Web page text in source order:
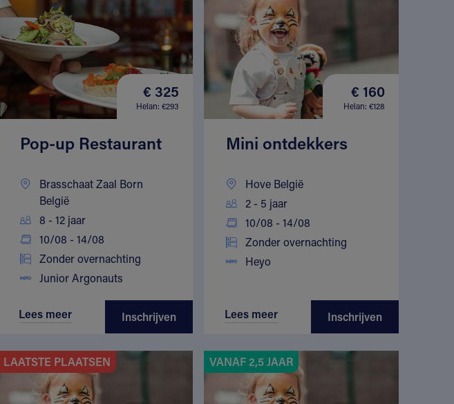
€ 325
Helan: €293
Pop-up Restaurant
Brasschaat Zaal Born
België
8 - 12 jaar
10/08 - 14/08
Zonder overnachting
Junior Argonauts
Lees meer Inschrijven
€ 160
Helan: €128
Mini ontdekkers
Hove België
2 - 5 jaar
10/08 - 14/08
Zonder overnachting
Heyo
Lees meer Inschrijven
LAATSTE PLAATSEN VANAF 2,5 JAAR